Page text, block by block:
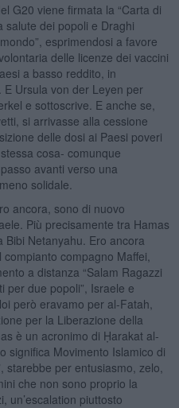
G20 viene firmata la “Carta di
salute dei popoli e Draghi
esprimendosi a favore
delle licenze dei vaccini
a basso reddito, in
Ursula von der Leyen per
e sottoscrive. E anche se,
si arrivasse alla cessione
delle dosi ai Paesi poveri
cosa- comunque
avanti verso una
solidale.
ancora, sono di nuovo
Più precisamente tra Hamas
Bibi Netanyahu. Ero ancora
compagno Maffei,
a distanza “Salam Ragazzi
per due popoli”, Israele e
però eravamo per al-Fatah,
per la Liberazione della
è un acronimo di Ḥarakat al-
significa Movimento Islamico di
starebbe per entusiasmo, zelo,
che non sono proprio la
un’escalation piuttosto